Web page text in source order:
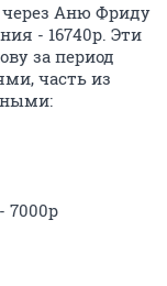
через Аню Фриду
- 16740р. Эти
за период
часть из
7000р